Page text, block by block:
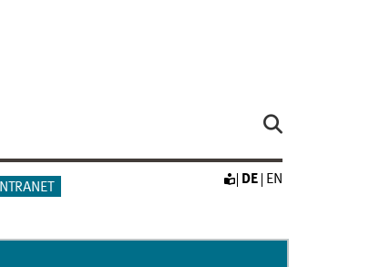
INTRANET
DE EN